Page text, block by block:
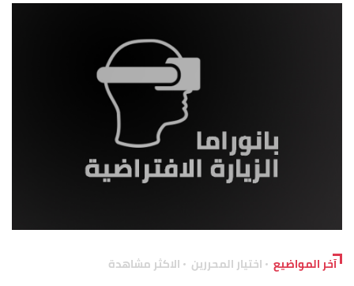
آخر المواضيع اختيار المحررين الاكثر مشاهدة